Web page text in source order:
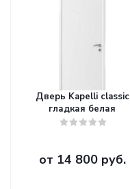
Дверь Kapelli classic
гладкая белая
от 14 800 руб.